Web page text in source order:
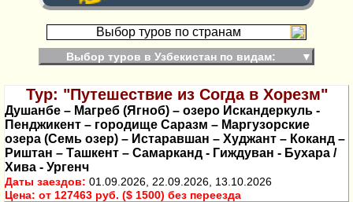
Выбор туров по странам
Выбор туров в Узбекистан по видам: ▼
Тур: "Путешествие из Согда в Хорезм"
Душанбе – Магреб (Ягноб) – озеро Искандеркуль -
Пенджикент – городище Саразм – Маргузорские
озера (Семь озер) – Истаравшан – Худжант – Коканд –
Риштан – Ташкент – Самарканд - Гиждуван - Бухара /
Хива - Ургенч
Даты заездов: 01.09.2026, 22.09.2026, 13.10.2026
Цена: от 127463 руб. ($ 1500) без переезда